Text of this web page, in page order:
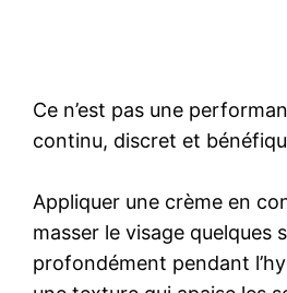
Ce n’est pas une
continu, discret et
Appliquer une crème en
masser le visage quelques
profondément pendant